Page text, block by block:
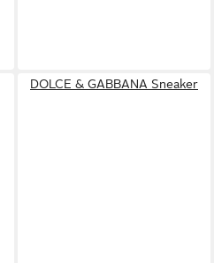
DOLCE & GABBANA Sneaker